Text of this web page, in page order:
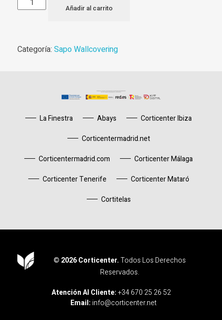
Añadir al carrito
Categoría: Sapo Wallcovering
La Finestra Abays
Corticenter Ibiza
Corticentermadrid.net
Corticentermadrid.com
Corticenter Málaga
Corticenter Tenerife
Corticenter Mataró
Cortitelas
© 2026 Corticenter.Todos Los Derechos
Reservados.
Atención Al Cliente:+34 670 25 26 52
Email: info@corticenter.net